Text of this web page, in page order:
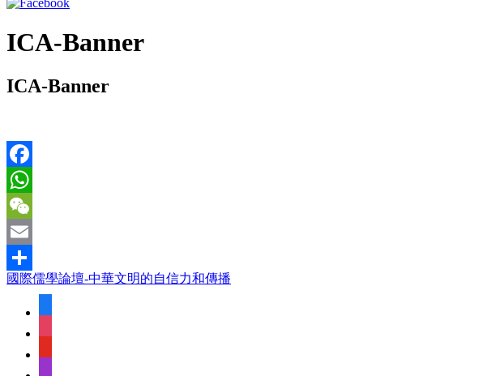
ICA-Banner
ICA-Banner
Facebook
WhatsApp
WeChat
Email
Share
國際儒學論壇-中華文明的自信力和傳播